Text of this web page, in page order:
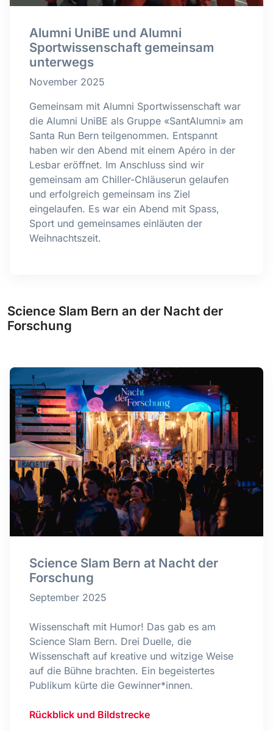
Alumni UniBE und Alumni
Sportwissenschaft gemeinsam
unterwegs
November 2025
Gemeinsam mit Alumni Sportwissenschaft war
die Alumni UniBE als Gruppe «SantAlumni» am
Santa Run Bern teilgenommen. Entspannt
haben wir den Abend mit einem Apéro in der
Lesbar eröffnet. Im Anschluss sind wir
gemeinsam am Chiller-Chläuserun gelaufen
und erfolgreich gemeinsam ins Ziel
eingelaufen. Es war ein Abend mit Spass,
Sport und gemeinsames einläuten der
Weihnachtszeit.
Science Slam Bern an der Nacht der
Forschung
Science Slam Bern at Nacht der
Forschung
September 2025
Wissenschaft mit Humor! Das gab es am
Science Slam Bern. Drei Duelle, die
Wissenschaft auf kreative und witzige Weise
auf die Bühne brachten. Ein begeistertes
Publikum kürte die Gewinner*innen.
Rückblick und Bildstrecke